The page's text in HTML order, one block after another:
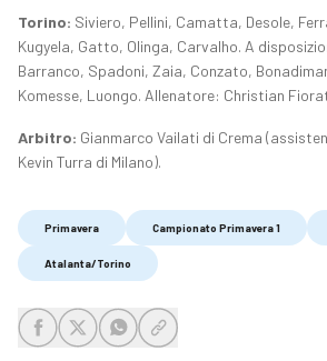
Torino: Siviero, Pellini, Camatta, Desole,
Kugyela, Gatto, Olinga, Carvalho. A
Barranco, Spadoni, Zaia, Conzato,
Komesse, Luongo. Allenatore: Christian
Arbitro: Gianmarco Vailati di Crema
Kevin Turra di Milano).
Primavera Campionato Primavera 1
Atalanta/Torino